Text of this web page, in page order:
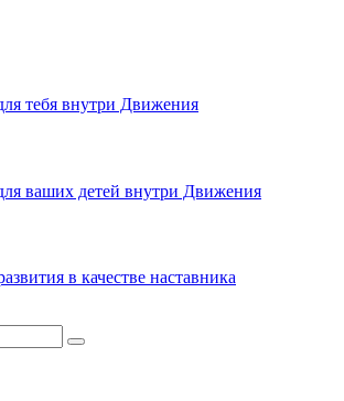
тебя внутри Движения
ваших детей внутри Движения
в качестве наставника